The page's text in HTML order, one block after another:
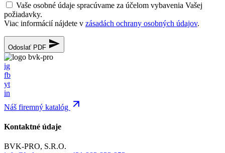
Vaše osobné údaje spracúvame za účelom vybavenia Vašej
požiadavky.
Viac informácií nájdete v zásadách ochrany osobných údajov.
Odoslať PDF
ig
fb
yt
in
Náš firemný katalóg
Kontaktné údaje
BVK-PRO, S.R.O.